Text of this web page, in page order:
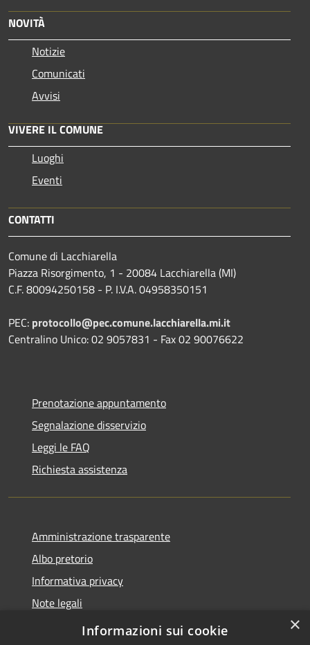
NOVITÀ
Notizie
Comunicati
Avvisi
VIVERE IL COMUNE
Luoghi
Eventi
CONTATTI
Comune di Lacchiarella
Piazza Risorgimento, 1 - 20084 Lacchiarella (MI)
C.F. 80094250158 - P. I.V.A. 04958350151
PEC: protocollo@pec.comune.lacchiarella.mi.it
Centralino Unico: 02 9057831 - Fax 02 90076622
Prenotazione appuntamento
Segnalazione disservizio
Leggi le FAQ
Richiesta assistenza
Amministrazione trasparente
Albo pretorio
Informativa privacy
Note legali
Dichiarazione di accessibilità
×
Informazioni sui cookie